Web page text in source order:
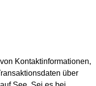
Kontaktinformationen,
über